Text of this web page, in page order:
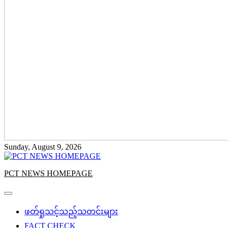
Sunday, August 9, 2026
PCT NEWS HOMEPAGE
ဖတ်ရှုသင့်သည့်သတင်းများ
FACT CHECK